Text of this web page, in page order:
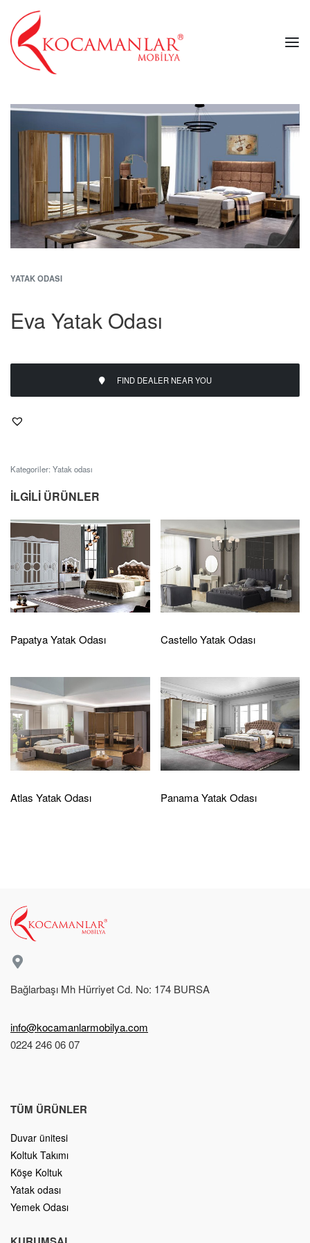
YATAK ODASI
Eva Yatak Odası
FIND DEALER NEAR YOU
Kategoriler: Yatak odası
İLGILI ÜRÜNLER
Papatya Yatak Odası Castello Yatak Odası
Atlas Yatak Odası Panama Yatak Odası
Bağlarbaşı Mh Hürriyet Cd. No: 174 BURSA
info@kocamanlarmobilya.com
0224 246 06 07
TÜM ÜRÜNLER
Duvar ünitesi
Koltuk Takımı
Köşe Koltuk
Yatak odası
Yemek Odası